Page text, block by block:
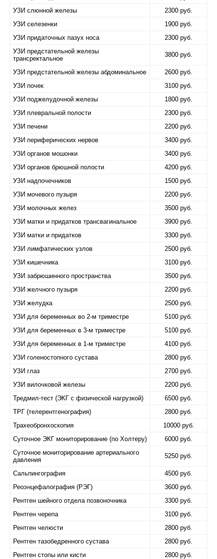
УЗИ слюнной железы
2300 руб.
УЗИ селезенки
1900 руб.
УЗИ придаточных пазух носа
2300 руб.
УЗИ предстательной железы
трансректальное
3800 руб.
УЗИ предстательной железы абдоминальное
2600 руб.
УЗИ почек
3100 руб.
УЗИ поджелудочной железы
1800 руб.
УЗИ плевральной полости
2300 руб.
УЗИ печени
2200 руб.
УЗИ периферических нервов
3400 руб.
УЗИ органов мошонки
3400 руб.
УЗИ органов брюшной полости
4200 руб.
УЗИ надпочечников
1500 руб.
УЗИ мочевого пузыря
2200 руб.
УЗИ молочных желез
3500 руб.
УЗИ матки и придатков трансвагинальное
3900 руб.
УЗИ матки и придатков
3300 руб.
УЗИ лимфатических узлов
2500 руб.
УЗИ кишечника
3100 руб.
УЗИ забрюшинного пространства
3500 руб.
УЗИ желчного пузыря
2200 руб.
УЗИ желудка
2500 руб.
УЗИ для беременных во 2-м триместре
5100 руб.
УЗИ для беременных в 3-м триместре
5100 руб.
УЗИ для беременных в 1-м триместре
4100 руб.
УЗИ голеностопного сустава
2800 руб.
УЗИ глаз
2700 руб.
УЗИ вилочковой железы
2200 руб.
Тредмил-тест (ЭКГ с физической нагрузкой)
6500 руб.
ТРГ (телерентгенография)
2800 руб.
Трахеобронхоскопия
10000 руб.
Суточное ЭКГ мониторирование (по Холтеру)
6000 руб.
Суточное мониторирование артериального
давления
5250 руб.
Сальпингография
4500 руб.
Реоэнцефалография (РЭГ)
3600 руб.
Рентген шейного отдела позвоночника
3300 руб.
Рентген черепа
3100 руб.
Рентген челюсти
2800 руб.
Рентген тазобедренного сустава
2800 руб.
Рентген стопы или кисти
2800 руб.